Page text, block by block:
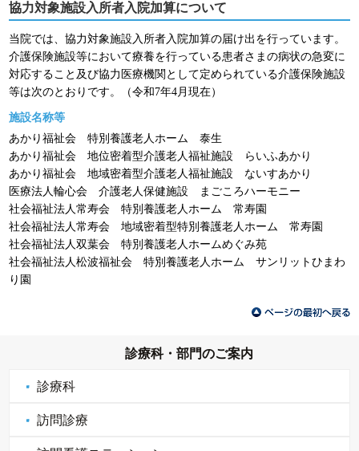
協力対象施設入所者入院加算について
当院では、協力対象施設入所者入院加算の届け出を行っています。
介護保険施設等において療養を行っている患者さまの病状の急変に
対応すること及び協力医療機関として定められている介護保険施設
等は次のとおりです。（令和7年4月現在）
施設名称等
あかり福祉会 特別養護老人ホーム 泰生
あかり福祉会 地位密着型介護老人福祉施設 らいふあかり
あかり福祉会 地域密着型介護老人福祉施設 ないすあかり
医療法人輪心会 介護老人保健施設 まごころハーモニー
社会福祉法人常寿会 特別養護老人ホーム 常寿園
社会福祉法人常寿会 地域密着型特別養護老人ホーム 常寿園
社会福祉法人双葉会 特別養護老人ホームめぐみ苑
社会福祉法人松波福祉会 特別養護老人ホーム サンリットひまわ
り園
診療科・部門のご案内
診療科
訪問診療